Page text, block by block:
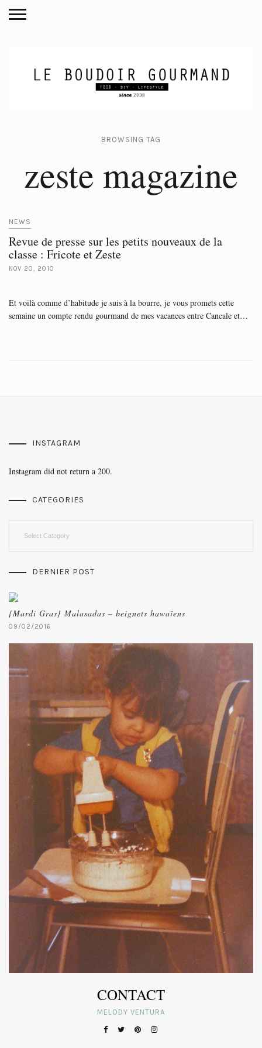
BROWSING TAG
zeste magazine
NEWS
Revue de presse sur les petits nouveaux de la
classe : Fricote et Zeste
NOV 20, 2010
Et voilà comme d’habitude je suis à la bourre, je vous promets cette
semaine un compte rendu gourmand de mes vacances entre Cancale et…
INSTAGRAM
Instagram did not return a 200.
CATEGORIES
DERNIER POST
{Mardi Gras} Malasadas – beignets hawaïens
09/02/2016
CONTACT
MELODY VENTURA